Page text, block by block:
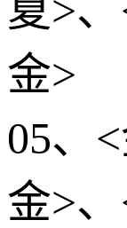
夏>
金>
05、
金>